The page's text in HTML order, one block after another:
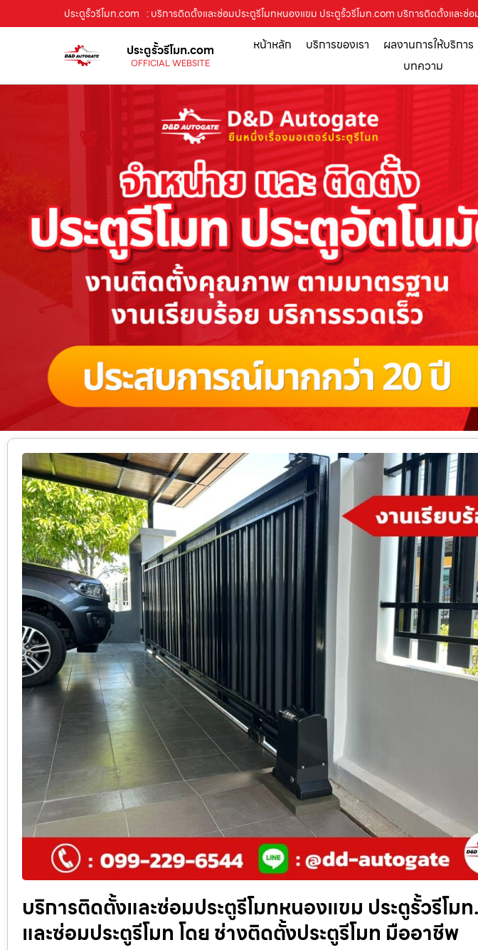
ประตูรั้วรีโมท.com : บริการติดตั้งและซ่อมประตูรีโมทหนองแขม ประตูรั้วรีโมท.com บริการติดตั้งและซ่
ประตูรั้วรีโมท.com
OFFICIAL WEBSITE
หน้าหลัก บริการของเรา ผลงานการให้บริการ
บทความ
บริการติดตั้งและซ่อมประตูรีโมทหนองแขม ประตูรั้วรีโม
และซ่อมประตูรีโมท โดย ช่างติดตั้งประตูรีโมท มืออาชีพ